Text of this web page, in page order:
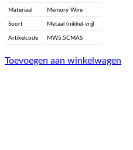
Materiaal Memory Wire
Soort Metaal (nikkel-vrij)
Artikelcode MW5.5CMAS
Toevoegen aan winkelwagen